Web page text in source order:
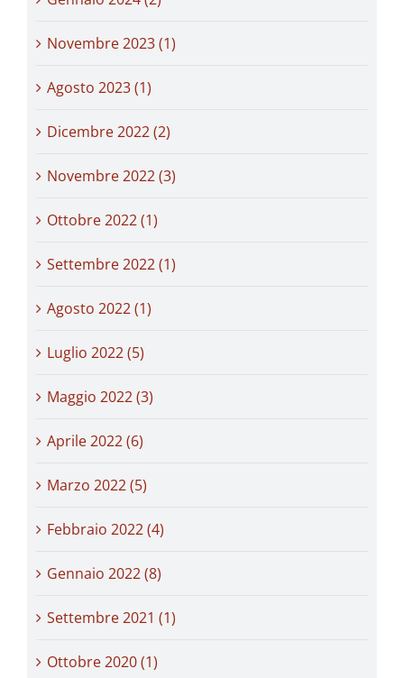
Novembre 2023 (1)
Agosto 2023 (1)
Dicembre 2022 (2)
Novembre 2022 (3)
Ottobre 2022 (1)
Settembre 2022 (1)
Agosto 2022 (1)
Luglio 2022 (5)
Maggio 2022 (3)
Aprile 2022 (6)
Marzo 2022 (5)
Febbraio 2022 (4)
Gennaio 2022 (8)
Settembre 2021 (1)
Ottobre 2020 (1)